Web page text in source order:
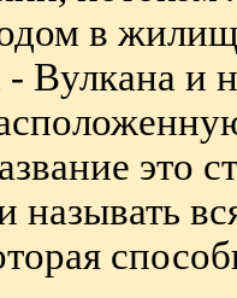
в
- Вулкана и
это
называть